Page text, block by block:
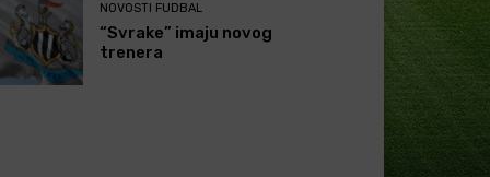
NOVOSTI FUDBAL
“Svrake” imaju novog
trenera